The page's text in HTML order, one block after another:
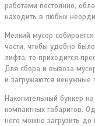
работами постоянно,
находить в любых
Мелкий мусор
части, чтобы удобно
лифта, то приходится
Для сбора и вывоза
и загружаются ненужные
Накопительный бункер
компактных габаритов.
него можно загрузить до